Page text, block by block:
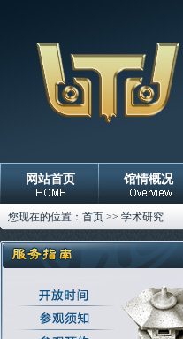
网站首页 馆情概况
您现在的位置： 首页 >> 学术研究